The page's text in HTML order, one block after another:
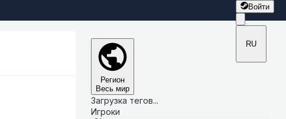
Войти
RU
Регион
Весь мир
Загрузка тегов...
Игроки